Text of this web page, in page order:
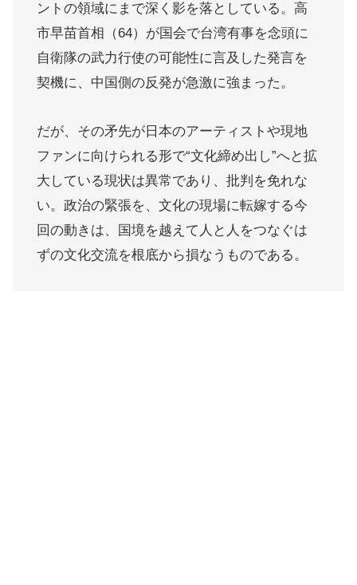
ントの領域にまで深く影を落としている。高
市早苗首相（64）が国会で台湾有事を念頭に
自衛隊の武力行使の可能性に言及した発言を
契機に、中国側の反発が急激に強まった。
だが、その矛先が日本のアーティストや現地
ファンに向けられる形で“文化締め出し”へと拡
大している現状は異常であり、批判を免れな
い。政治の緊張を、文化の現場に転嫁する今
回の動きは、国境を越えて人と人をつなぐは
ずの文化交流を根底から損なうものである。